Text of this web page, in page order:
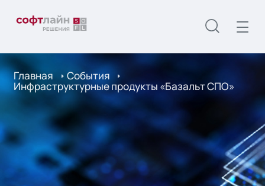
Главная События
Инфраструктурные продукты «Базальт СПО»